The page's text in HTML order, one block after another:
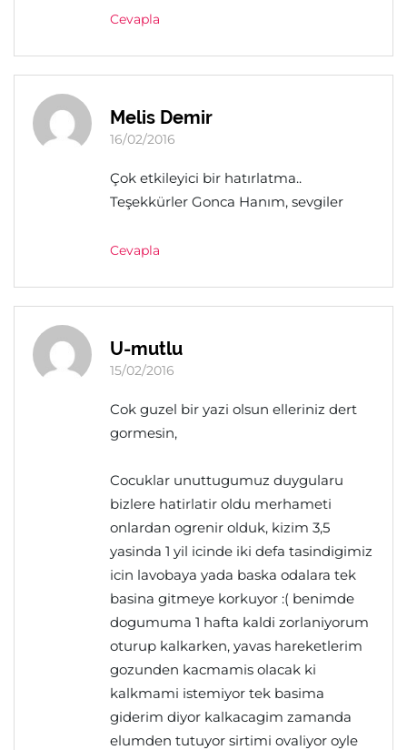
Cevapla
Melis Demir
16/02/2016
Çok etkileyici bir hatırlatma..
Teşekkürler Gonca Hanım, sevgiler
Cevapla
U-mutlu
15/02/2016
Cok guzel bir yazi olsun elleriniz dert
gormesin,
Cocuklar unuttugumuz duygularu
bizlere hatirlatir oldu merhameti
onlardan ogrenir olduk, kizim 3,5
yasinda 1 yil icinde iki defa tasindigimiz
icin lavobaya yada baska odalara tek
basina gitmeye korkuyor :( benimde
dogumuma 1 hafta kaldi zorlaniyorum
oturup kalkarken, yavas hareketlerim
gozunden kacmamis olacak ki
kalkmami istemiyor tek basima
giderim diyor kalkacagim zamanda
elumden tutuyor sirtimi ovaliyor oyle